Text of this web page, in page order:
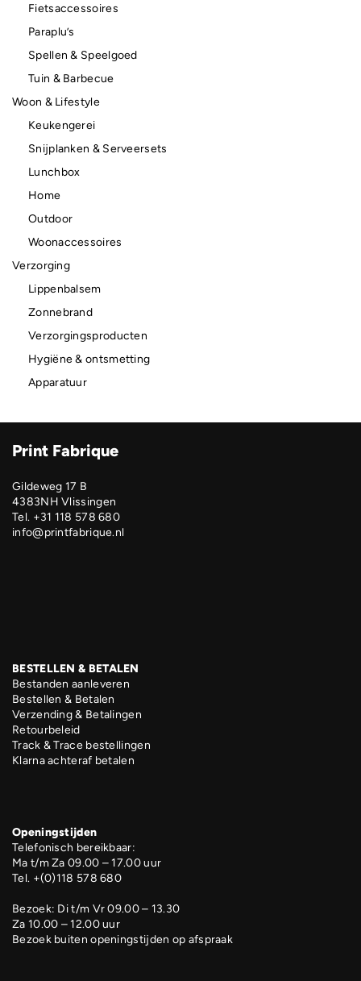
Fietsaccessoires
Paraplu’s
Spellen & Speelgoed
Tuin & Barbecue
Woon & Lifestyle
Keukengerei
Snijplanken & Serveersets
Lunchbox
Home
Outdoor
Woonaccessoires
Verzorging
Lippenbalsem
Zonnebrand
Verzorgingsproducten
Hygiëne & ontsmetting
Apparatuur
Print Fabrique
Gildeweg 17 B
4383NH Vlissingen
Tel. +31 118 578 680
info@printfabrique.nl
BESTELLEN & BETALEN
Bestanden aanleveren
Bestellen & Betalen
Verzending & Betalingen
Retourbeleid
Track & Trace bestellingen
Klarna achteraf betalen
Openingstijden
Telefonisch bereikbaar:
Ma t/m Za 09.00 – 17.00 uur
Tel. +(0)118 578 680
Bezoek: Di t/m Vr 09.00 – 13.30
Za 10.00 – 12.00 uur
Bezoek buiten openingstijden op afspraak